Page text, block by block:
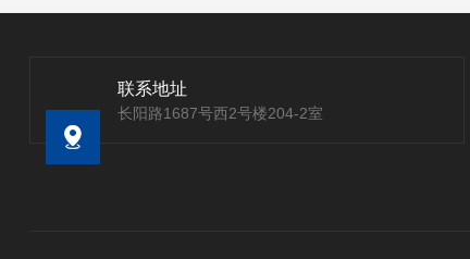
联系地址
长阳路1687号西2号楼204-2室